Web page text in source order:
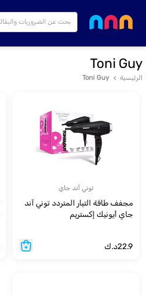
Toni Guy
الرئيسية Toni Guy
توني آند جاي
مجفف طاقة التيار المتردد توني آند
جاي أيونيك إكستريم
22.9د.ك